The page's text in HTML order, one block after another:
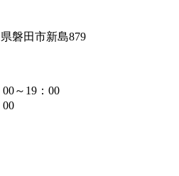
磐田市新島879
～19：00